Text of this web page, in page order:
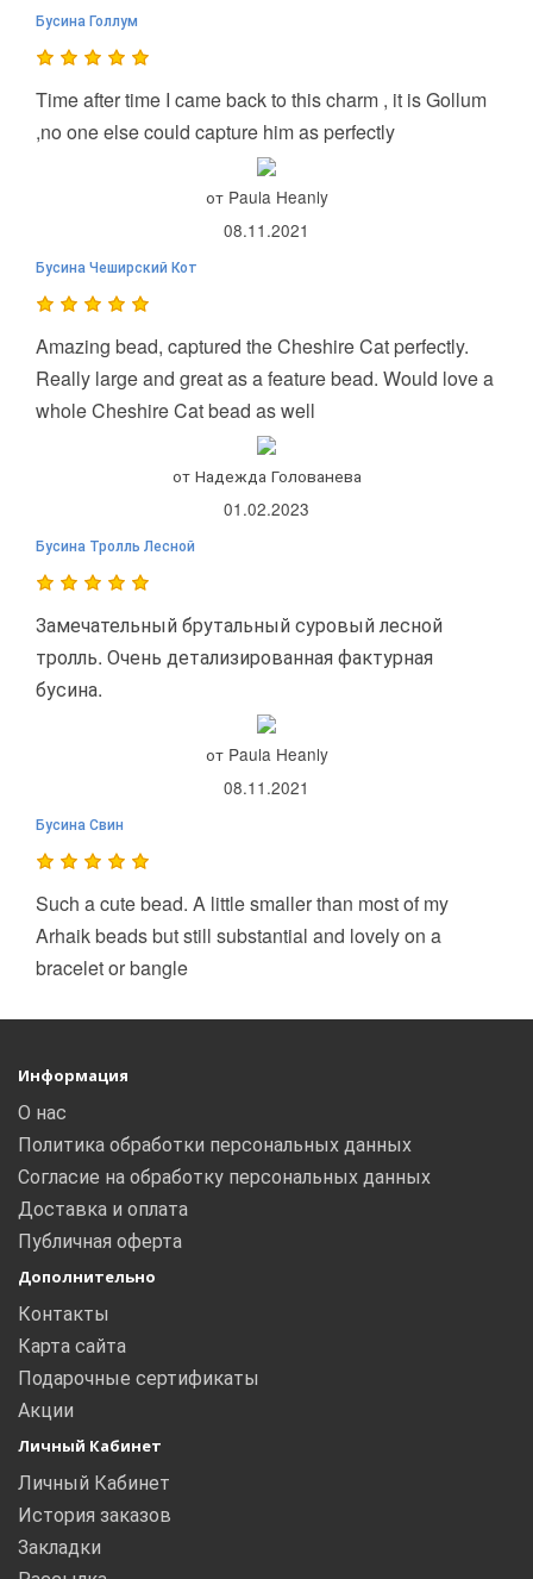
Бусина Голлум
Time after time I came back to this charm , it is Gollum
,no one else could capture him as perfectly
от Paula Heanly
08.11.2021
Бусина Чеширский Кот
Amazing bead, captured the Cheshire Cat perfectly.
Really large and great as a feature bead. Would love a
whole Cheshire Cat bead as well
от Надежда Голованева
01.02.2023
Бусина Тролль Лесной
Замечательный брутальный суровый лесной
тролль. Очень детализированная фактурная
бусина.
от Paula Heanly
08.11.2021
Бусина Свин
Such a cute bead. A little smaller than most of my
Arhaik beads but still substantial and lovely on a
bracelet or bangle
Информация
О нас
Политика обработки персональных данных
Согласие на обработку персональных данных
Доставка и оплата
Публичная оферта
Дополнительно
Контакты
Карта сайта
Подарочные сертификаты
Акции
Личный Кабинет
Личный Кабинет
История заказов
Закладки